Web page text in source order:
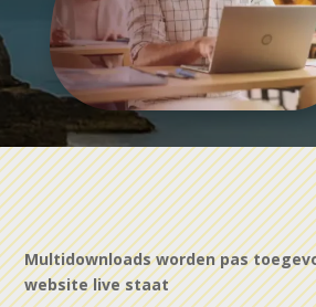
Multidownloads worden pas
website live staat